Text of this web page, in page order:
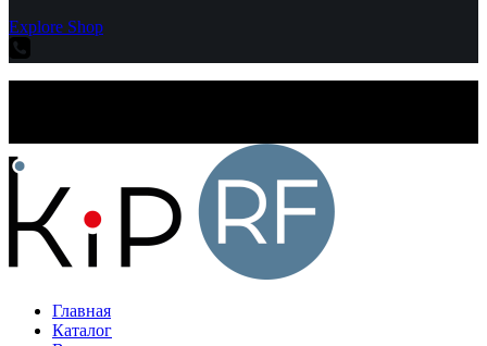
Explore Shop
Главная
Каталог